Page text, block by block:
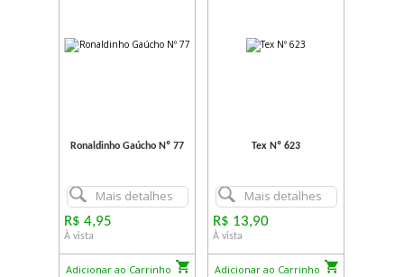
Ronaldinho Gaúcho Nº 77
Mais detalhes
R$ 4,95
À vista
Adicionar ao Carrinho
Tex Nº 623
Mais detalhes
R$ 13,90
À vista
Adicionar ao Carrinho